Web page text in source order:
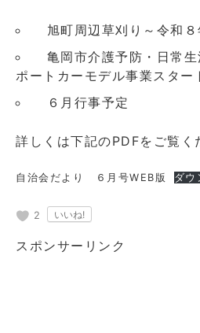
旭町周辺草刈り～令和８
亀岡市介護予防・日常
ポートカーモデル事業スター
６月行事予定
詳しくは下記のPDFをご覧
自治会だより ６月号WEB版 ダウ
2
スポンサーリンク